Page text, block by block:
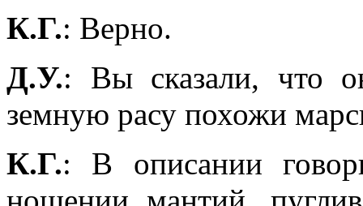
К.Г.: Верно.
Д.У.: Вы сказали, что
земную расу похожи
К.Г.: В описании